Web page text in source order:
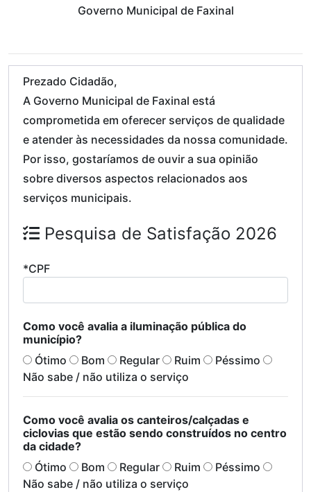
Governo Municipal de Faxinal
Prezado Cidadão,
A Governo Municipal de Faxinal está
comprometida em oferecer serviços de qualidade
e atender às necessidades da nossa comunidade.
Por isso, gostaríamos de ouvir a sua opinião
sobre diversos aspectos relacionados aos
serviços municipais.
Pesquisa de Satisfação 2026
*CPF
Como você avalia a iluminação pública do
município?
Ótimo
Bom Regular Ruim
Péssimo
Não sabe / não utiliza o serviço
Como você avalia os canteiros/calçadas e
ciclovias que estão sendo construídos no centro
da cidade?
Ótimo
Bom Regular Ruim
Péssimo
Não sabe / não utiliza o serviço